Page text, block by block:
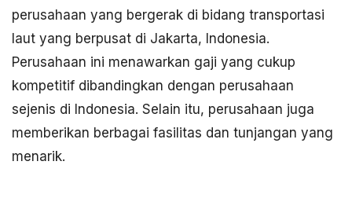
perusahaan yang bergerak di bidang transportasi
laut yang berpusat di Jakarta, Indonesia.
Perusahaan ini menawarkan gaji yang cukup
kompetitif dibandingkan dengan perusahaan
sejenis di Indonesia. Selain itu, perusahaan juga
memberikan berbagai fasilitas dan tunjangan yang
menarik.